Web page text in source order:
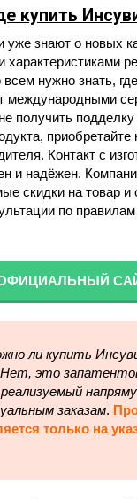
купить
уже знают о новых
характеристиками
нужно знать,
международными
получить
Контакт с
и надёжен.
скидки на товар и
по
ли купить
это
заказам.
только на